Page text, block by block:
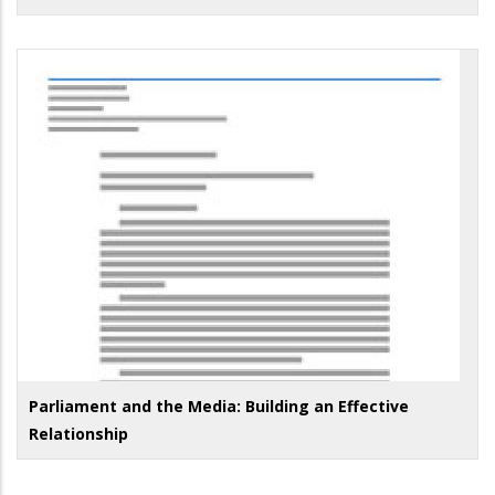
Parliament and the Media: Building an Effective
Relationship